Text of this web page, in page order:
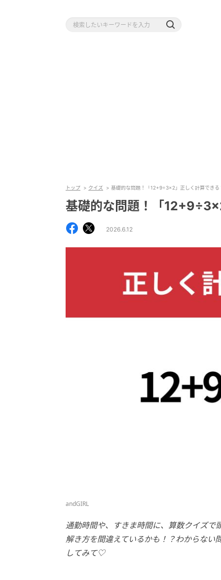
トップ クイズ 基礎的な問題！「12+9÷3×2」正しく計算できる
基礎的な問題！「
2026.6.12
andGIRL
通勤時間や、すきま時間に、算数クイズで
解き方を間違えているかも！？わからない
してみて♡